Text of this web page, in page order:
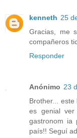
kenneth 25
Gracias, me
compañeros
Responder
Anónimo 23
Brother...
es genial
gastronom ia
país!! Seguí